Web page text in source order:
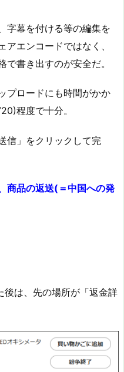
字幕を付ける等の編集を
アエンコードではなく、
書き出すのが安全だ。
プロードにも時間がかか
程度で十分。
信」をクリックして完
商品の返送(＝中国への発
は、先の場所が「返金詳